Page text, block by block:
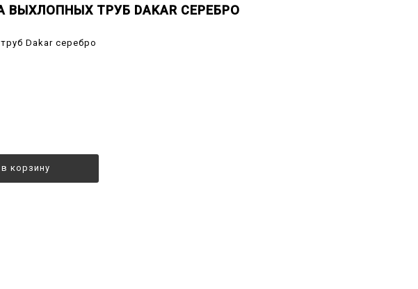
ВЫХЛОПНЫХ ТРУБ DAKAR СЕРЕБРО
Dakar серебро
в корзину